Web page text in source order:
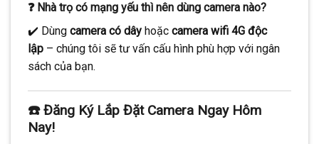
❓ Nhà trọ có mạng yếu thì nên dùng camera nào?
✔️ Dùng camera có dây hoặc camera wifi 4G độc
lập – chúng tôi sẽ tư vấn cấu hình phù hợp với ngân
sách của bạn.
☎️ Đăng Ký Lắp Đặt Camera Ngay Hôm
Nay!